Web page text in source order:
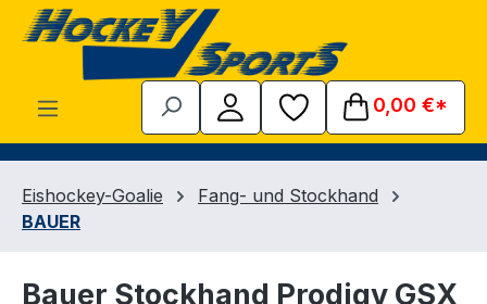
Zum Hauptinhalt springen
0,00 €*
Eishockey-Goalie
Fang- und Stockhand
BAUER
Bauer Stockhand Prodigy GSX